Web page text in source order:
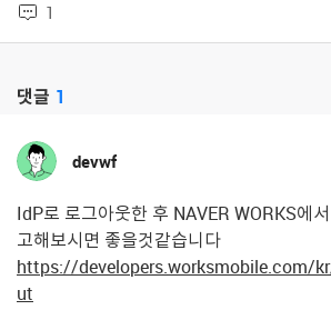
1
댓글 1
devwf
IdP로 로그아웃한 후 NAVER WORKS에
고해보시면 좋을것같습니다
https://developers.worksmobile.com/
ut